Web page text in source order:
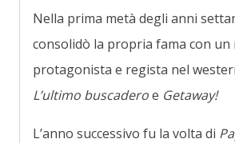
Nella prima metà degli anni
consolidò la propria fama con un
protagonista e regista nel
L’ultimo buscaderoe Getaway!
L’anno successivo fu la volta di